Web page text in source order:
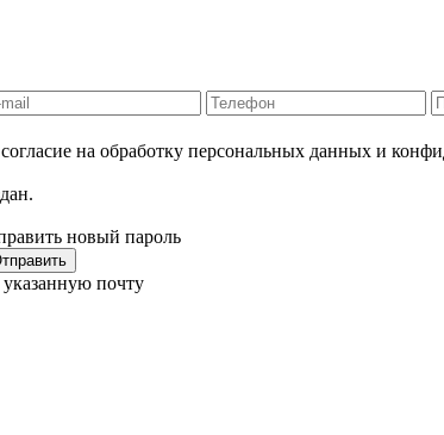
на обработку персональных данных и
новый пароль
почту